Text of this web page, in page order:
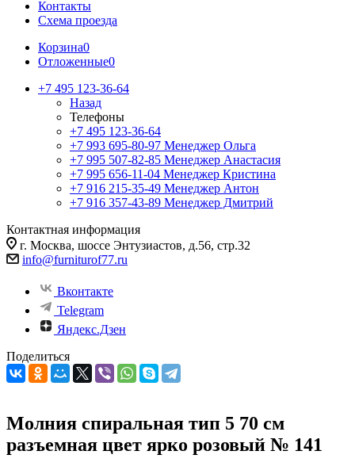
Контакты
Схема проезда
Корзина0
Отложенные0
+7 495 123-36-64
Назад
Телефоны
+7 495 123-36-64
+7 993 695-80-97 Менеджер Ольга
+7 995 507-82-85 Менеджер Анастасия
+7 995 656-11-04 Менеджер Кристина
+7 916 215-35-49 Менеджер Антон
+7 916 357-43-89 Менеджер Дмитрий
Контактная информация
г. Москва, шоссе Энтузиастов, д.56, стр.32
info@furniturof77.ru
Вконтакте
Telegram
Яндекс.Дзен
Поделиться
Молния спиральная тип 5 70 см
разъемная цвет ярко розовый № 141